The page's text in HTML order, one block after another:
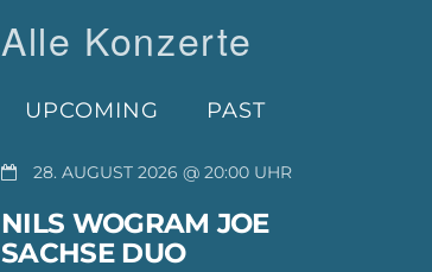
Alle Konzerte
UPCOMING PAST
28. AUGUST 2026 @ 20:00
NILS WOGRAM JOE
SACHSE DUO